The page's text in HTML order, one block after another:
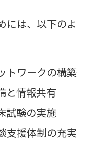
には、以下のよ
トワークの構築
と情報共有
試験の実施
支援体制の充実